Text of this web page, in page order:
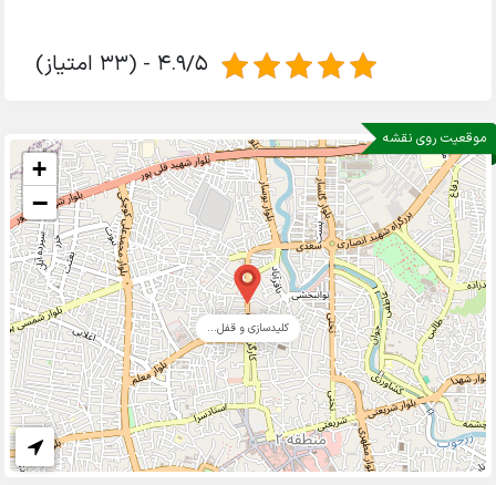
4.9/5 - (33 امتیاز)
موقعیت روی نقشه
کلیدسازی و قفل...
+
−